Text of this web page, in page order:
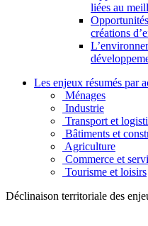
liées au
créations
Les enjeux résumés par
Ménages
Industrie
Transport et
Bâtiments et
Agriculture
Commerce et
Tourisme et loisirs
Déclinaison territoriale des